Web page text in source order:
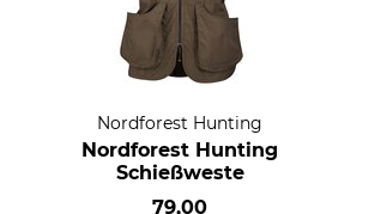
Nordforest Hunting
Nordforest Hunting
Schießweste
79,00